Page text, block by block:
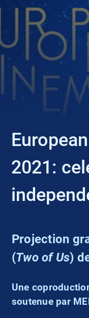
EVENT
2021:
Projection
(Two of Us)
Une
soutenue par